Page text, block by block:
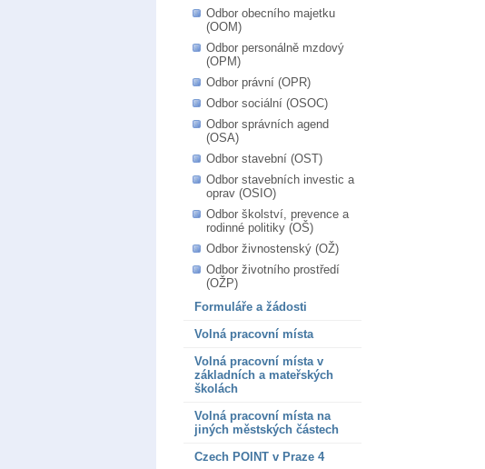
Odbor obecního majetku
(OOM)
Odbor personálně mzdový
(OPM)
Odbor právní (OPR)
Odbor sociální (OSOC)
Odbor správních agend
(OSA)
Odbor stavební (OST)
Odbor stavebních investic a
oprav (OSIO)
Odbor školství, prevence a
rodinné politiky (OŠ)
Odbor živnostenský (OŽ)
Odbor životního prostředí
(OŽP)
Formuláře a žádosti
Volná pracovní místa
Volná pracovní místa v
základních a mateřských
školách
Volná pracovní místa na
jiných městských částech
Czech POINT v Praze 4